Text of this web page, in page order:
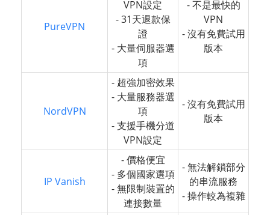
PureVPN
VPN設定
- 31天退款保
證
- 大量伺服器選
項
- 不是最快的
VPN
- 沒有免費試用
版本
NordVPN
- 超強加密效果
- 大量服務器選
項
- 支援手機分道
VPN設定
- 沒有免費試用
版本
IP Vanish
- 價格便宜
- 多個國家選項
- 無限制裝置的
連接數量
- 無法解鎖部分
的串流服務
- 操作較為複雜